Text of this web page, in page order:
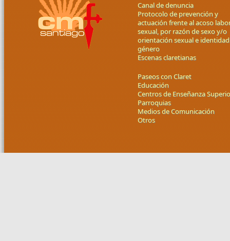
Canal de denuncia
Protocolo de prevención y
actuación frente al acoso
sexual, por razón de sexo y/o
orientación sexual e
género
Escenas claretianas
Paseos con Claret
Educación
Centros de Enseñanza
Parroquias
Medios de Comunicación
Otros